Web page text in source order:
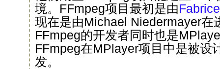
境。FFmpeg项目最初是由
现在是由Michael Niedermayer在
FFmpeg的开发者同时也是
FFmpeg在MPlayer项目中是被设
发。